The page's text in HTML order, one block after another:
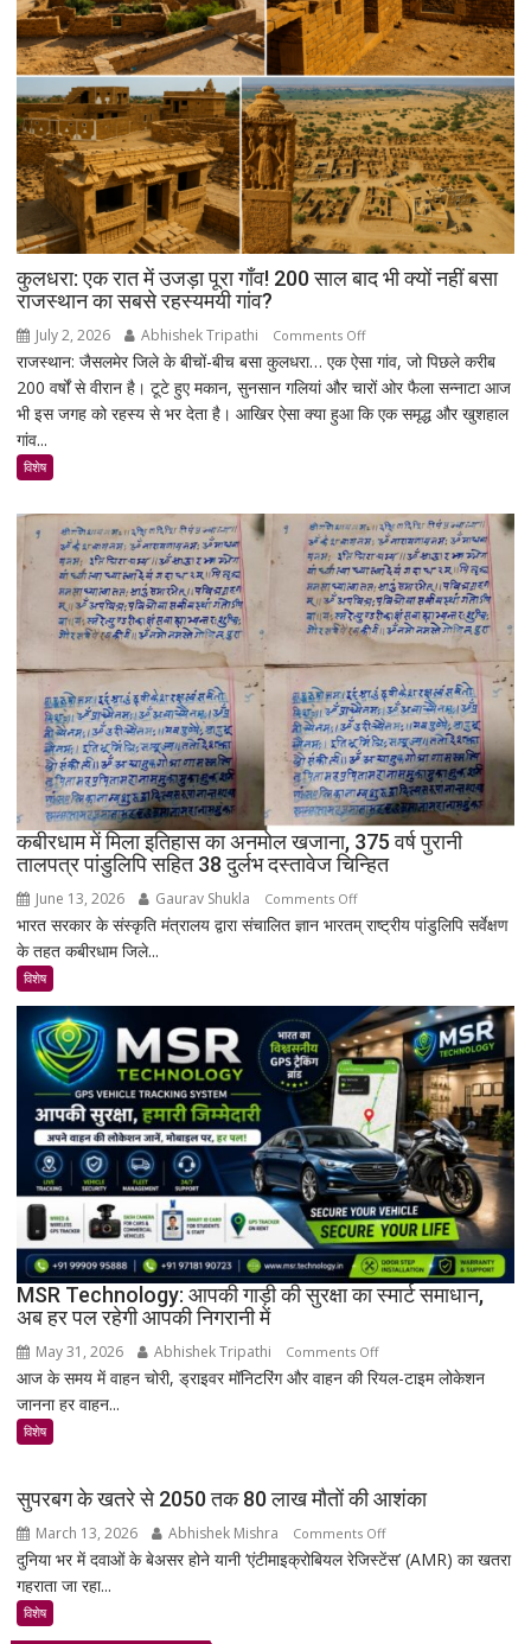
को
लेकर
सरकार
पर
साधा
निशाना
कुलधरा: एक रात में उजड़ा पूरा गाँव! 200 साल बाद भी क्यों नहीं बसा
राजस्थान का सबसे रहस्यमयी गांव?
July 2, 2026 Abhishek Tripathi Comments Offon
कुलधरा:
एक
रात
गाँव!
200
साल
बाद
भी
क्यों
बसा
राजस्थान
का
सबसे
रहस्यमयी
गांव?
राजस्थान: जैसलमेर जिले के बीचों-बीच बसा कुलधरा… एक ऐसा गांव, जो पिछले करीब
200 वर्षों से वीरान है। टूटे हुए मकान, सुनसान गलियां और चारों ओर फैला सन्नाटा आज
भी इस जगह को रहस्य से भर देता है। आखिर ऐसा क्या हुआ कि एक समृद्ध और खुशहाल
गांव...
विशेष
कबीरधाम में मिला इतिहास का अनमोल खजाना, 375 वर्ष पुरानी
तालपत्र पांडुलिपि सहित 38 दुर्लभ दस्तावेज चिन्हित
June 13, 2026 Gaurav Shukla Comments Offon
कबीरधाम
का
अनमोल
खजाना,
375
वर्ष
पुरानी
तालपत्र
पांडुलिपि
सहित
38
दुर्लभ
भारत सरकार के संस्कृति मंत्रालय द्वारा संचालित ज्ञान भारतम् राष्ट्रीय पांडुलिपि सर्वेक्षण
के तहत कबीरधाम जिले...
विशेष
MSR Technology: आपकी गाड़ी की सुरक्षा का स्मार्ट समाधान,
अब हर पल रहेगी आपकी निगरानी में
May 31, 2026 Abhishek Tripathi Comments Offon
MSR
सुरक्षा
का
स्मार्ट
आज के समय में वाहन चोरी, ड्राइवर मॉनिटरिंग और वाहन की रियल-टाइम लोकेशन
जानना हर वाहन...
विशेष
सुपरबग के खतरे से 2050 तक 80 लाख मौतों की आशंका
March 13, 2026 Abhishek Mishra Comments Offon
सुपरबग
दुनिया भर में दवाओं के बेअसर होने यानी ‘एंटीमाइक्रोबियल रेजिस्टेंस’ (AMR) का खतरा
गहराता जा रहा...
विशेष